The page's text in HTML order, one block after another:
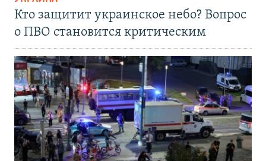
Кто защитит украинское небо? Вопрос
о ПВО становится критическим